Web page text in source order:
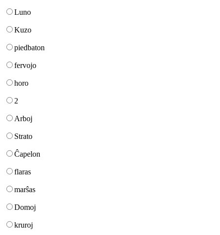
Luno
Kuzo
piedbaton
fervojo
horo
2
Arboj
Strato
Ĉapelon
flaras
marŝas
Domoj
kruroj